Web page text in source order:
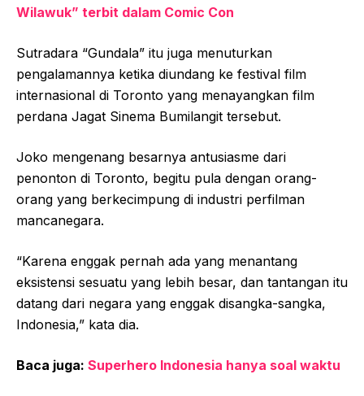
Wilawuk” terbit dalam Comic Con
Sutradara “Gundala” itu juga menuturkan
pengalamannya ketika diundang ke festival film
internasional di Toronto yang menayangkan film
perdana Jagat Sinema Bumilangit tersebut.
Joko mengenang besarnya antusiasme dari
penonton di Toronto, begitu pula dengan orang-
orang yang berkecimpung di industri perfilman
mancanegara.
“Karena enggak pernah ada yang menantang
eksistensi sesuatu yang lebih besar, dan tantangan itu
datang dari negara yang enggak disangka-sangka,
Indonesia,” kata dia.
Baca juga: Superhero Indonesia hanya soal waktu